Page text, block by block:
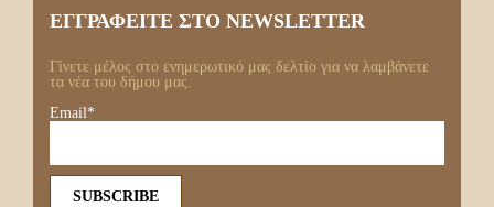
ΕΓΓΡΑΦΕΊΤΕ ΣΤΟ NEWSLETTER
Γίνετε μέλος στο ενημερωτικό μας δελτίο για να λαμβάνετε
τα νέα του δήμου μας.
Email*